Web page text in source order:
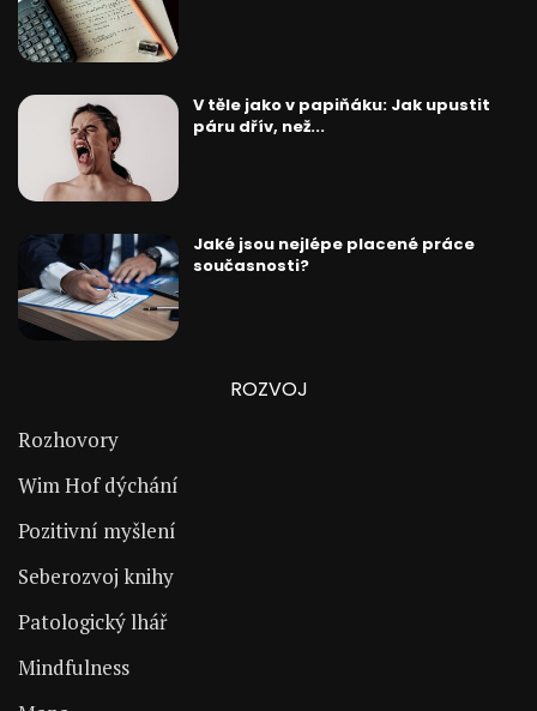
V těle jako v papiňáku: Jak upustit
páru dřív, než...
Jaké jsou nejlépe placené práce
současnosti?
ROZVOJ
Rozhovory
Wim Hof dýchání
Pozitivní myšlení
Seberozvoj knihy
Patologický lhář
Mindfulness